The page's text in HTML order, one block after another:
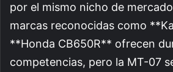
por el mismo nicho de
marcas reconocidas como
**Honda CB650R** ofrecen
competencias, pero la MT-07